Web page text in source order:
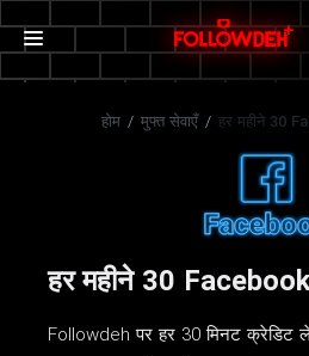
होम / मुफ्त सेवाएँ / हर महीने 30
हर महीने 30
Followdeh पर हर 30 मिनट